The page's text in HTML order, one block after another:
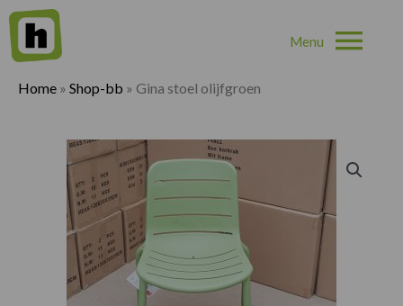
Home » Shop-bb » Gina stoel olijfgroen